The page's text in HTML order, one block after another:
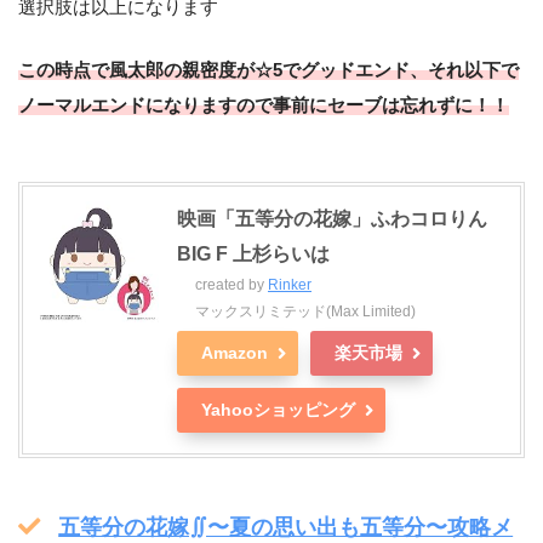
選択肢は以上になります
この時点で風太郎の親密度が☆5でグッドエンド、それ以下で
ノーマルエンドになりますので事前にセーブは忘れずに！！
映画「五等分の花嫁」ふわコロりん
BIG F 上杉らいは
created by Rinker
マックスリミテッド(Max Limited)
Amazon 楽天市場
Yahooショッピング
五等分の花嫁∬〜夏の思い出も五等分〜攻略メ